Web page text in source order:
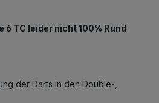
6 TC leider nicht 100% Rund
der Darts in den Double-,